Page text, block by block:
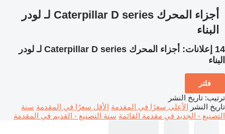
أجزاء المحرك Caterpillar D series لـ لودر
البناء
14 إعلانات:
أجزاء المحرك Caterpillar D series لـ لودر
البناء
فلتر
ترتيب: تاريخ النشر
تاريخ النشر الأعلى سعرًا في المقدمة الأقل سعرًا في المقدمة سنة
التصنيع - الجديد في مقدمة القائمة سنة التصنيع - القديم في المقدمة